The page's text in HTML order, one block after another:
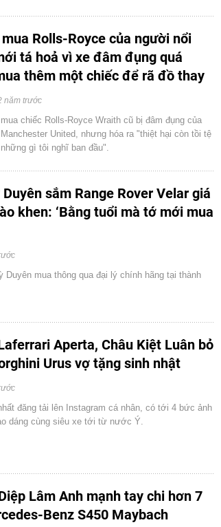
Rolls-Royce của người nổi
tá hoả vì xe đâm đụng quá
thêm một chiếc để rã đồ thay
năm trước
chiếc Rolls-Royce Wraith cũ bị đâm đụng của
United, nhưng hóa ra "thiệt hại còn tồi tệ
gì tôi nghĩ ban đầu".
sắm Range Rover Velar giá
khen: ‘Bằng tuổi mà tớ mới mua
Duyên mua thông qua đại lý chính hãng tại thành
Aperta, Châu Kiệt Luân bỏ
Urus vợ tặng sinh nhật
đăng tải lên Instagram cá nhân, có tới 4 bức ảnh
dáng cùng siêu xe tới từ nước Ý.
Lâm Anh mạnh tay chi hơn 7
Benz S450 Maybach